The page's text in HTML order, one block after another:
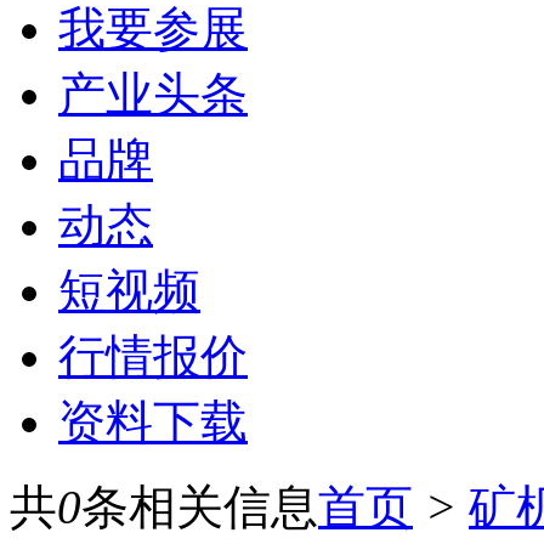
我要参展
产业头条
品牌
动态
短视频
行情报价
资料下载
共0条相关信息首页 > 矿